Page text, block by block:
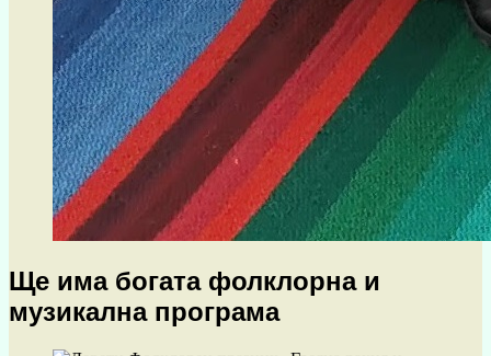
Ще има богата фолклорна и
музикална програма